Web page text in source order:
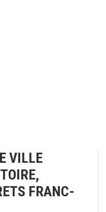
VILLE
FRANC-